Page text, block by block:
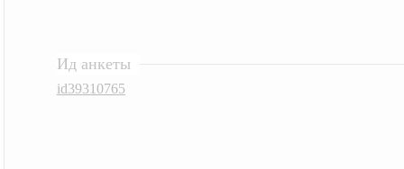
Ид анкеты
id39310765